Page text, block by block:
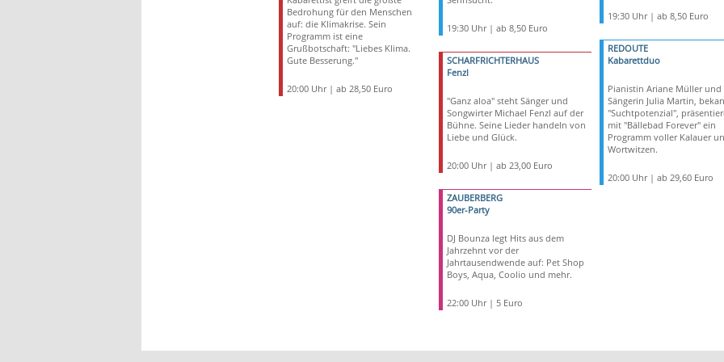
Bedrohung für den Menschen
auf: die Klimakrise. Sein
Programm ist eine
Grußbotschaft: "Liebes Klima.
Gute Besserung."
20:00 Uhr | ab 28,50 Euro
19:30 Uhr | ab 8,50 Euro
SCHARFRICHTERHAUS
Fenzl
"Ganz aloa" steht Sänger und
Songwirter Michael Fenzl auf der
Bühne. Seine Lieder handeln von
Liebe und Glück.
20:00 Uhr | ab 23,00 Euro
ZAUBERBERG
90er-Party
DJ Bounza legt Hits aus dem
Jahrzehnt vor der
Jahrtausendwende auf: Pet Shop
Boys, Aqua, Coolio und mehr.
22:00 Uhr | 5 Euro
19:30 Uhr | ab 8,50 Euro
REDOUTE
Kabarettduo
Pianistin Ariane Müller und
Sängerin Julia Martin,
"Suchtpotenzial",
mit "Bällebad Forever" ein
Programm voller Kalauer
Wortwitzen.
20:00 Uhr | ab 29,60 Euro